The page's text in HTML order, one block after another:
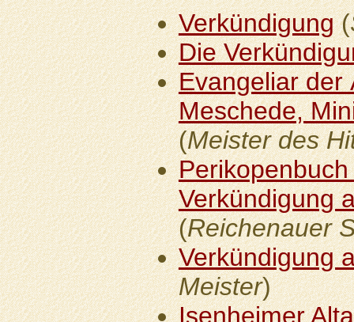
Verkündigung(
Die
Evangeliar der
Meschede,
(Meister des
Verkündigung
(Reichenauer
Verkündigung
Meister)
Isenheimer